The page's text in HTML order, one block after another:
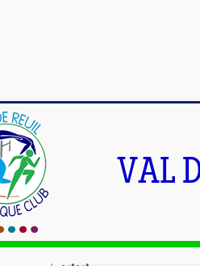
VAL